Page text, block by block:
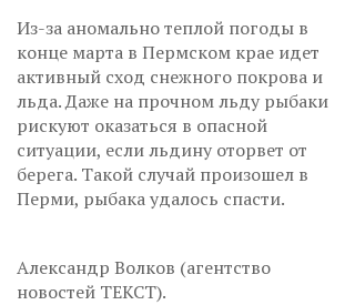
Из-за аномально теплой погоды в
конце марта в Пермском крае идет
активный сход снежного покрова и
льда. Даже на прочном льду рыбаки
рискуют оказаться в опасной
ситуации, если льдину оторвет от
берега. Такой случай произошел в
Перми, рыбака удалось спасти.
Александр Волков (агентство
новостей ТЕКСТ).